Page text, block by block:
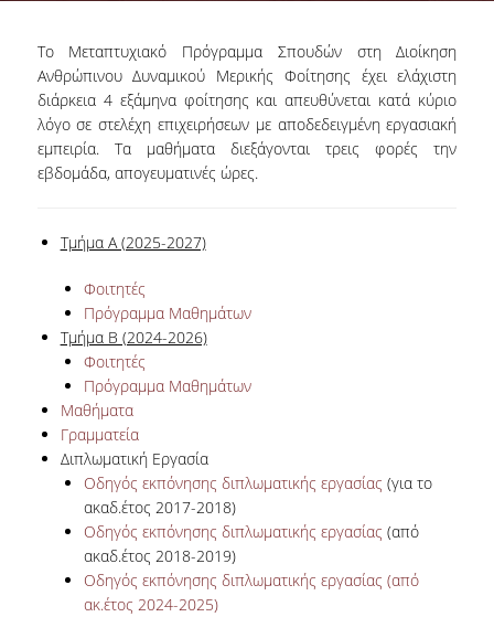
ΥΠΟΔΟΜΕΣ
ΜΑΘΗΜΑΤΑ
ΟΔΗΓΟΣ ΣΠΟΥΔΩΝ
ΥΠΟΨΗΦΙΟΙ
ΣΕ ΠΟΙΟΥΣ ΑΠΕΥΘΥΝΕΤΑΙ
ΑΙΤΗΣΕΙΣ
ΔΙΔΑΚΤΡΑ - ΥΠΟΤΡΟΦΙΕΣ
ΦΟΙΤΗΤΕΣ
ΤΜΗΜΑ ΠΛΗΡΟΥΣ ΦΟΙΤΗΣΗΣ
ΤΜΗΜΑ ΜΕΡΙΚΗΣ ΦΟΙΤΗΣΗΣ
ΦΟΡΜΑ ΥΠΟΒΟΛΗΣ ΠΑΡΑΠΟΝΩΝ
Το Μεταπτυχιακό Πρόγραμμα Σπουδών στη Διοίκηση
Ανθρώπινου Δυναμικού Μερικής Φοίτησης έχει ελάχιστη
διάρκεια 4 εξάμηνα φοίτησης και απευθύνεται κατά κύριο
λόγο σε στελέχη επιχειρήσεων με αποδεδειγμένη εργασιακή
εμπειρία. Τα μαθήματα διεξάγονται τρεις φορές την
εβδομάδα, απογευματινές ώρες.
Τμήμα Α (2025-2027)
Φοιτητές
Πρόγραμμα Μαθημάτων
Τμήμα Β (2024-2026)
Φοιτητές
Πρόγραμμα Μαθημάτων
Μαθήματα
Γραμματεία
Διπλωματική Εργασία
Οδηγός εκπόνησης διπλωματικής εργασίας (για το
ακαδ.έτος 2017-2018)
Οδηγός εκπόνησης διπλωματικής εργασίας (από
ακαδ.έτος 2018-2019)
Οδηγός εκπόνησης διπλωματικής εργασίας (από
ακ.έτος 2024-2025)